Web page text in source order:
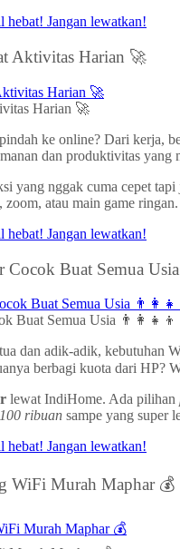
Aktivitas Harian 🚀
Harian 🚀
ke online? Dari kerja,
dan produktivitas yang
yang nggak cuma cepet
atau main game ringan.
Buat Semua
Buat Semua Usia 👨‍👩‍👧‍👦
dan adik-adik,
berbagi kuota dari HP?
lewat IndiHome. Ada pilihan
ribuan sampe yang super
WiFi Murah Maphar 💰